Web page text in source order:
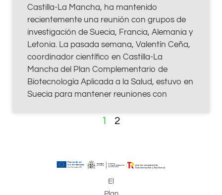
Castilla-La Mancha, ha mantenido
recientemente una reunión con grupos de
investigación de Suecia, Francia, Alemania y
Letonia. La pasada semana, Valentín Ceña,
coordinador científico en Castilla-La
Mancha del Plan Complementario de
Biotecnología Aplicada a la Salud, estuvo en
Suecia para mantener reuniones con
1 2
El